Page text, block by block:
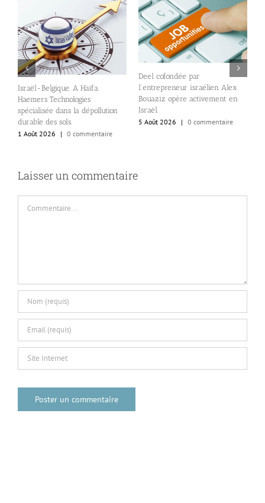
Israël-Belgique. A Haïfa.
Haemers Technologies
spécialisée dans la dépollution
durable des sols.
1 Août 2026
| 0 commentaire
Deel cofondée par
l’entrepreneur israélien Alex
Bouaziz opère activement en
Israël.
5 Août 2026
| 0 commentaire
Laisser un commentaire